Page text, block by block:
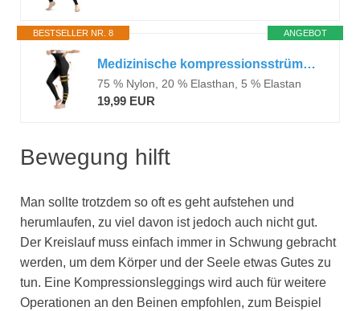
ANGEBOT
BESTSELLER NR. 8
Medizinische kompressionsstrümpfe damen & Herren20–30 mmHg, progressive Stützstrumpfhose, Undurchsichtig Zehenfreie Kompressionshose klasse 2, geeignet für Krampfaderödeme, TVT (Schwarz, M)
75 % Nylon, 20 % Elasthan, 5 % Elastan
19,99 EUR
Bewegung hilft
Man sollte trotzdem so oft es geht aufstehen und
herumlaufen, zu viel davon ist jedoch auch nicht gut.
Der Kreislauf muss einfach immer in Schwung gebracht
werden, um dem Körper und der Seele etwas Gutes zu
tun. Eine Kompressionsleggings wird auch für weitere
Operationen an den Beinen empfohlen, zum Beispiel